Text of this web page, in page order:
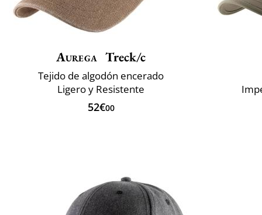
Aurega Treck/c
Tejido de algodón encerado
Ligero y Resistente
52€00